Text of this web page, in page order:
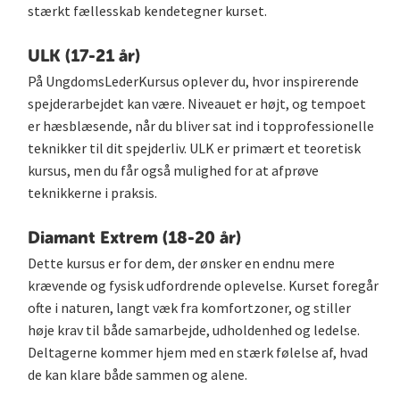
stærkt fællesskab kendetegner kurset.
ULK (17-21 år)
På UngdomsLederKursus oplever du, hvor inspirerende
spejderarbejdet kan være. Niveauet er højt, og tempoet
er hæsblæsende, når du bliver sat ind i topprofessionelle
teknikker til dit spejderliv. ULK er primært et teoretisk
kursus, men du får også mulighed for at afprøve
teknikkerne i praksis.
Diamant Extrem (18-20 år)
Dette kursus er for dem, der ønsker en endnu mere
krævende og fysisk udfordrende oplevelse. Kurset foregår
ofte i naturen, langt væk fra komfortzoner, og stiller
høje krav til både samarbejde, udholdenhed og ledelse.
Deltagerne kommer hjem med en stærk følelse af, hvad
de kan klare både sammen og alene.